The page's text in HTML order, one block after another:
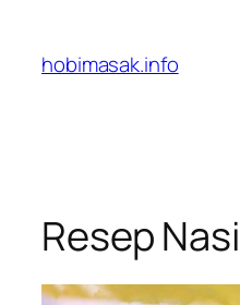
content
hobimasak.info
Resep